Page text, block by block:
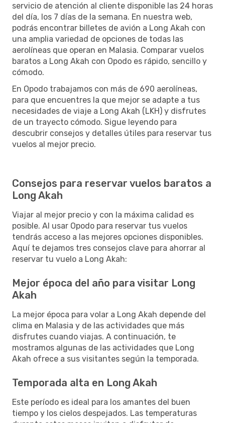
servicio de atención al cliente disponible las 24 horas
del día, los 7 días de la semana. En nuestra web,
podrás encontrar billetes de avión a Long Akah con
una amplia variedad de opciones de todas las
aerolíneas que operan en Malasia. Comparar vuelos
baratos a Long Akah con Opodo es rápido, sencillo y
cómodo.
En Opodo trabajamos con más de 690 aerolíneas,
para que encuentres la que mejor se adapte a tus
necesidades de viaje a Long Akah (LKH) y disfrutes
de un trayecto cómodo. Sigue leyendo para
descubrir consejos y detalles útiles para reservar tus
vuelos al mejor precio.
Consejos para reservar vuelos baratos a
Long Akah
Viajar al mejor precio y con la máxima calidad es
posible. Al usar Opodo para reservar tus vuelos
tendrás acceso a las mejores opciones disponibles.
Aquí te dejamos tres consejos clave para ahorrar al
reservar tu vuelo a Long Akah:
Mejor época del año para visitar Long
Akah
La mejor época para volar a Long Akah depende del
clima en Malasia y de las actividades que más
disfrutes cuando viajas. A continuación, te
mostramos algunas de las actividades que Long
Akah ofrece a sus visitantes según la temporada.
Temporada alta en Long Akah
Este período es ideal para los amantes del buen
tiempo y los cielos despejados. Las temperaturas